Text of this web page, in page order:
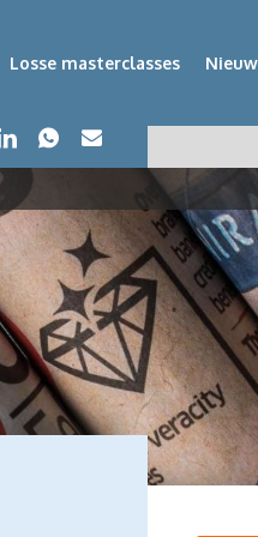
Losse masterclasses
LinkedInWhatsapp